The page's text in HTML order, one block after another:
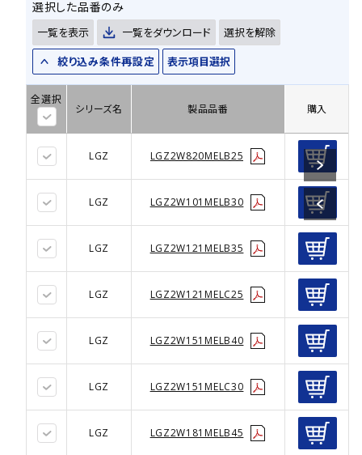
選択した品番のみ
一覧を表示 一覧をダウンロード
選択を解除
絞り込み条件再設定
表示項目選択
全選択
シリーズ名 製品品番 購入
LGZ LGZ2W820MELB25
LGZ LGZ2W101MELB30
LGZ LGZ2W121MELB35
LGZ LGZ2W121MELC25
LGZ LGZ2W151MELB40
LGZ LGZ2W151MELC30
LGZ LGZ2W181MELB45